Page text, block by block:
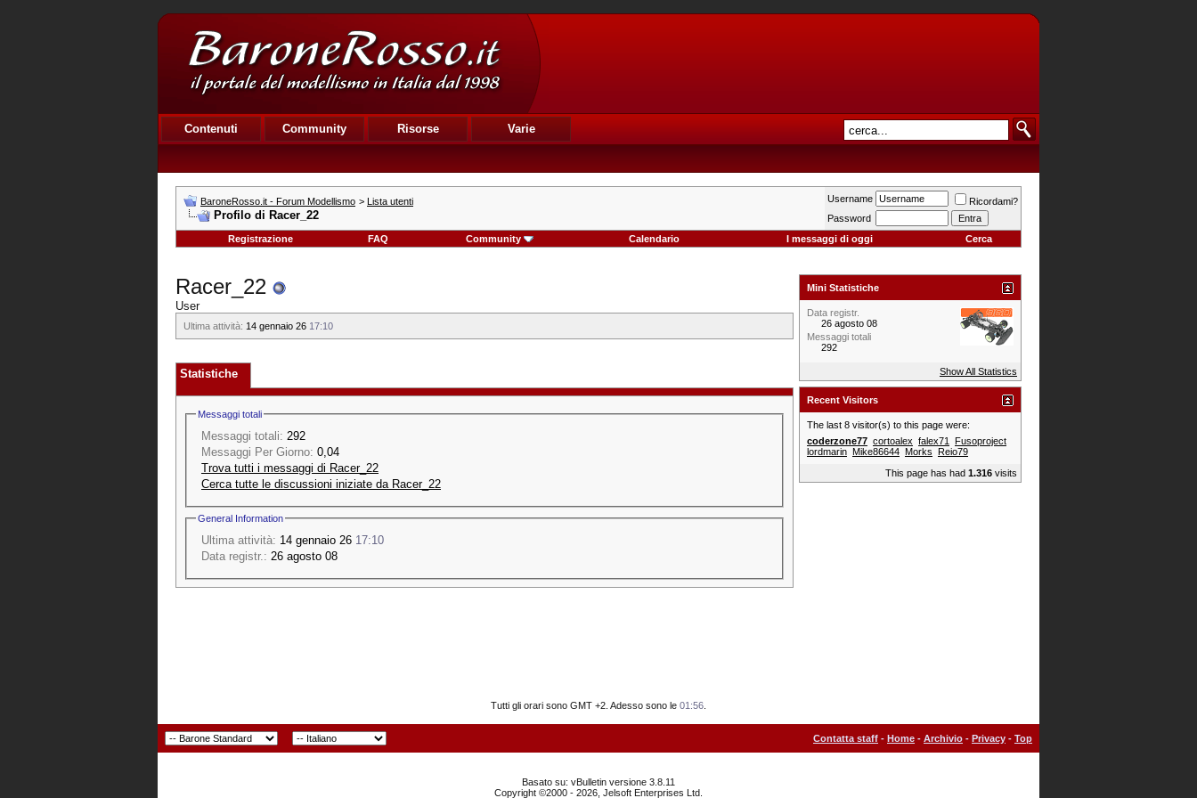
Contenuti Community Risorse Varie
BaroneRosso.it - Forum Modellismo > Lista utenti
Profilo di Racer_22
Username
Ricordami?
Password
Registrazione
FAQ Community Calendario I messaggi di oggi Cerca
Racer_22
User
Ultima attività: 14 gennaio 26 17:10
Statistiche
Messaggi totali
Messaggi totali: 292
Messaggi Per Giorno: 0,04
Trova tutti i messaggi di Racer_22
Cerca tutte le discussioni iniziate da Racer_22
General Information
Ultima attività: 14 gennaio 26 17:10
Data registr.: 26 agosto 08
Mini Statistiche
Data registr.
26 agosto 08
Messaggi totali
292
Show All Statistics
Recent Visitors
The last 8 visitor(s) to this page were:
coderzone77 cortoalex falex71
Fusoproject
lordmarin Mike86644 Morks Reio79
This page has had 1.316 visits
Tutti gli orari sono GMT +2. Adesso sono le 01:56
Contatta staff - Home - Archivio - Privacy - Top
Basato su: vBulletin versione 3.8.11
Copyright ©2000 - 2026, Jelsoft Enterprises Ltd.